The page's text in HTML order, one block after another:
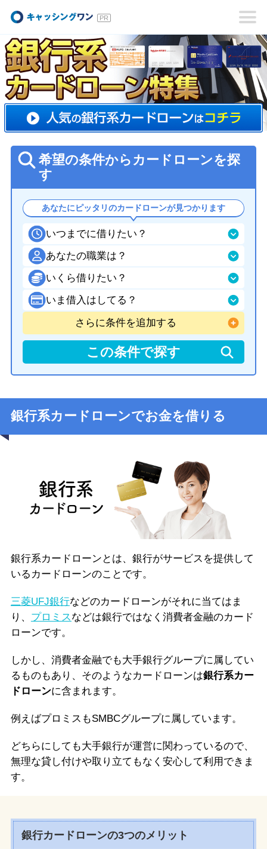
キャッシングワン
希望の条件からカードローンを探
す
あなたにピッタリのカードローンが見つかります
いつまでに借りたい？
あなたの職業は？
いくら借りたい？
いま借入はしてる？
さらに条件を追加する
銀行系カードローンでお金を借りる
銀行系カードローンとは、銀行がサービスを提供して
いるカードローンのことです。
三菱UFJ銀行などのカードローンがそれに当てはま
り、 プロミスなどは銀行ではなく消費者金融のカード
ローンです。
しかし、消費者金融でも大手銀行グループに属してい
るものもあり、そのようなカードローンは銀行系カー
ドローンに含まれます。
例えばプロミスもSMBCグループに属しています。
どちらにしても大手銀行が運営に関わっているので、
無理な貸し付けや取り立てもなく安心して利用できま
す。
銀行カードローンの3つのメリット